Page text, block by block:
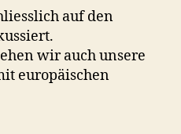
auf den
wir auch unsere
europäischen